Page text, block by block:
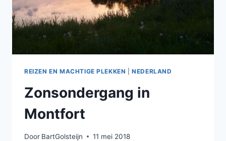
REIZEN EN MACHTIGE PLEKKEN |NEDERLAND
Zonsondergang in
Montfort
Door BartGolsteijn 11 mei 2018